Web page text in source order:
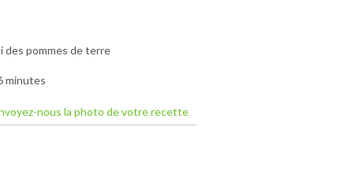
des pommes de terre
minutes
nous la photo de votre recette